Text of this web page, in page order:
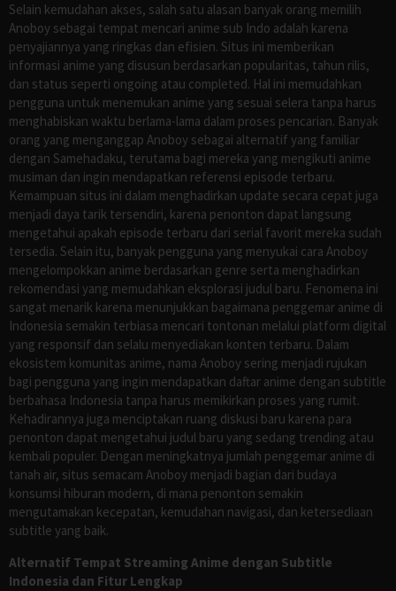
Selain kemudahan akses, salah satu alasan banyak orang memilih
Anoboy sebagai tempat mencari anime sub Indo adalah karena
penyajiannya yang ringkas dan efisien. Situs ini memberikan
informasi anime yang disusun berdasarkan popularitas, tahun rilis,
dan status seperti ongoing atau completed. Hal ini memudahkan
pengguna untuk menemukan anime yang sesuai selera tanpa harus
menghabiskan waktu berlama-lama dalam proses pencarian. Banyak
orang yang menganggap Anoboy sebagai alternatif yang familiar
dengan Samehadaku, terutama bagi mereka yang mengikuti anime
musiman dan ingin mendapatkan referensi episode terbaru.
Kemampuan situs ini dalam menghadirkan update secara cepat juga
menjadi daya tarik tersendiri, karena penonton dapat langsung
mengetahui apakah episode terbaru dari serial favorit mereka sudah
tersedia. Selain itu, banyak pengguna yang menyukai cara Anoboy
mengelompokkan anime berdasarkan genre serta menghadirkan
rekomendasi yang memudahkan eksplorasi judul baru. Fenomena ini
sangat menarik karena menunjukkan bagaimana penggemar anime di
Indonesia semakin terbiasa mencari tontonan melalui platform digital
yang responsif dan selalu menyediakan konten terbaru. Dalam
ekosistem komunitas anime, nama Anoboy sering menjadi rujukan
bagi pengguna yang ingin mendapatkan daftar anime dengan subtitle
berbahasa Indonesia tanpa harus memikirkan proses yang rumit.
Kehadirannya juga menciptakan ruang diskusi baru karena para
penonton dapat mengetahui judul baru yang sedang trending atau
kembali populer. Dengan meningkatnya jumlah penggemar anime di
tanah air, situs semacam Anoboy menjadi bagian dari budaya
konsumsi hiburan modern, di mana penonton semakin
mengutamakan kecepatan, kemudahan navigasi, dan ketersediaan
subtitle yang baik.
Alternatif Tempat Streaming Anime dengan Subtitle
Indonesia dan Fitur Lengkap